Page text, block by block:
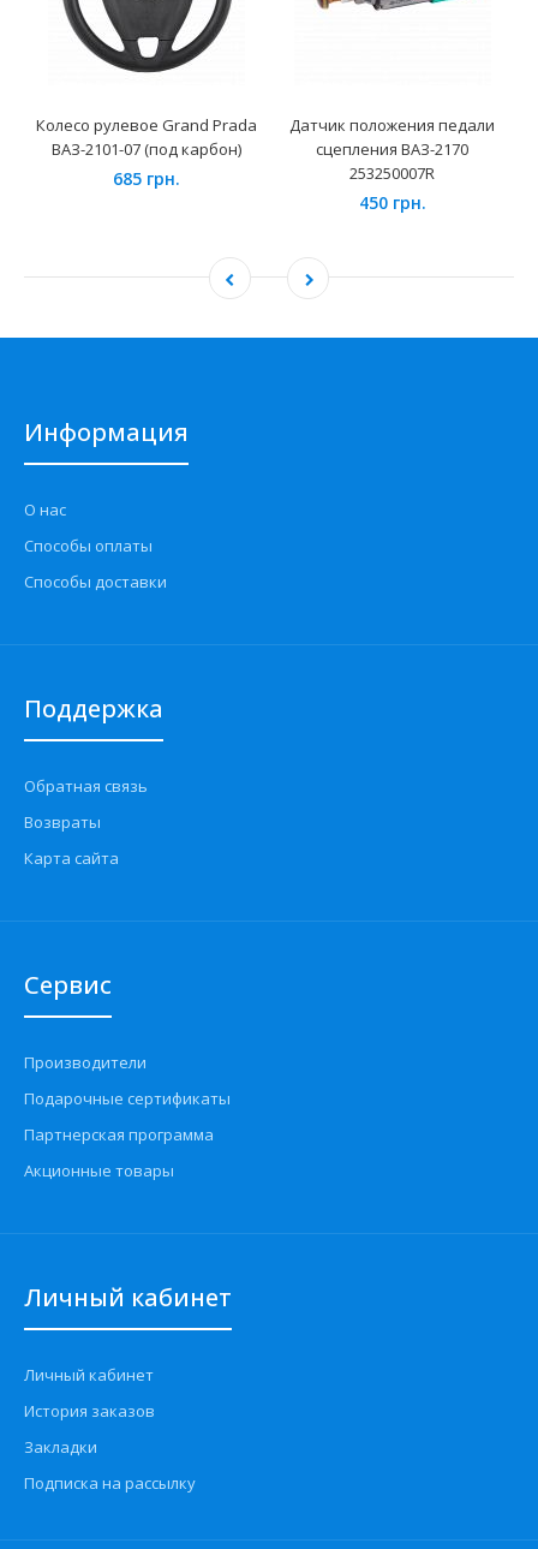
Колесо рулевое Grand Prada
ВАЗ-2101-07 (под карбон)
685 грн.
Датчик положения педали
сцепления ВАЗ-2170
253250007R
450 грн.
Информация
О нас
Способы оплаты
Способы доставки
Поддержка
Обратная связь
Возвраты
Карта сайта
Сервис
Производители
Подарочные сертификаты
Партнерская программа
Акционные товары
Личный кабинет
Личный кабинет
История заказов
Закладки
Подписка на рассылку